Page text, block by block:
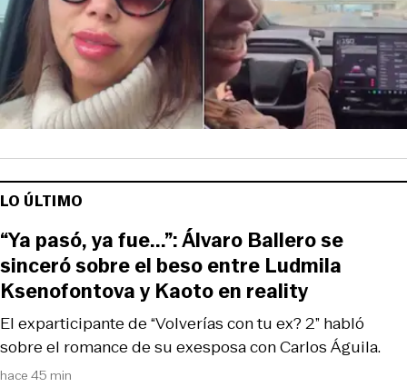
LO ÚLTIMO
hace 45 min
El exparticipante de “Volverías con tu ex? 2” habló
sobre el romance de su exesposa con Carlos Águila.
“Ya pasó, ya fue...”: Álvaro Ballero se
sinceró sobre el beso entre Ludmila
Ksenofontova y Kaoto en reality